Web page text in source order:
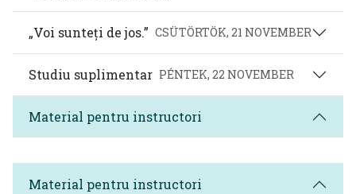
„Voi sunteți de jos.” CSÜTÖRTÖK, 21 NOVEMBER
Studiu suplimentar PÉNTEK, 22 NOVEMBER
Material pentru instructori
Material pentru instructori